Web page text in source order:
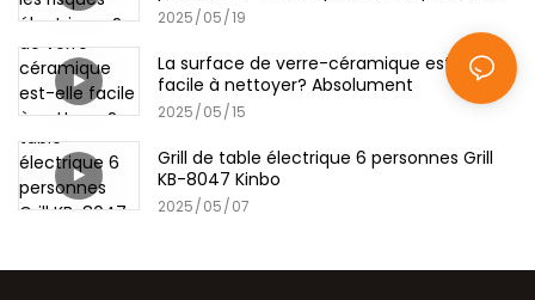
Kinbo Pancake Maker
2025 05 19
La surface de verre-céramique est-elle
facile à nettoyer? Absolument
2025 05 15
Grill de table électrique 6 personnes Grill
KB-8047 Kinbo
2025 05 07